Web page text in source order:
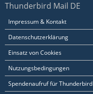
Thunderbird Mail DE
Impressum & Kontakt
Datenschutzerklärung
Einsatz von Cookies
Nutzungsbedingungen
Spendenaufruf für Thunderbird